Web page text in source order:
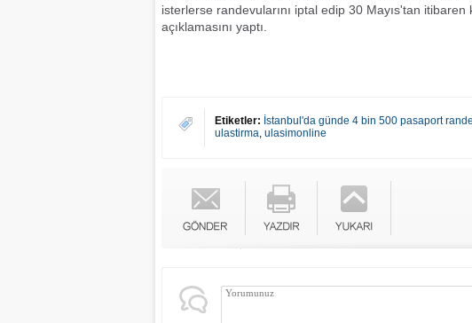
isterlerse randevularını iptal edip 30 Mayıs'tan
açıklamasını yaptı.
Etiketler: İstanbul'da günde 4 bin 500 pasaport
ulastirma, ulasimonline